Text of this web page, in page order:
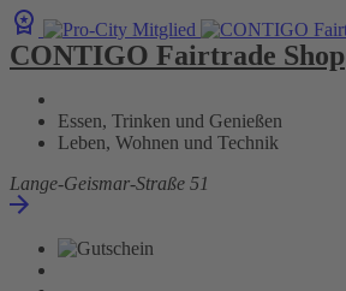
CONTIGO Fairtrade Shop
Essen, Trinken und Genießen
Leben, Wohnen und Technik
Lange-Geismar-Straße 51